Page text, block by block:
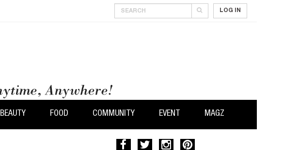
LOG IN
BEAUTY FOOD COMMUNITY EVENT MAGZ